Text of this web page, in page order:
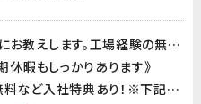
弊社スタッフがゼロから丁寧にお教えします。工場経験の無い方も是非チャレンジしてみてください！
暇もしっかりあります》
新生活をしっかり応援!寮費無料など入社特典あり！※下記キャンペーン情報欄をご確認ください。